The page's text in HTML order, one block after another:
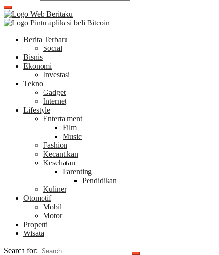
Berita Terbaru
Social
Bisnis
Ekonomi
Investasi
Tekno
Gadget
Internet
Lifestyle
Entertaiment
Film
Music
Fashion
Kecantikan
Kesehatan
Parenting
Pendidikan
Kuliner
Otomotif
Mobil
Motor
Properti
Wisata
Search for: